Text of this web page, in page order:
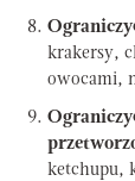
krakersy,
owocami,
ketchupu,